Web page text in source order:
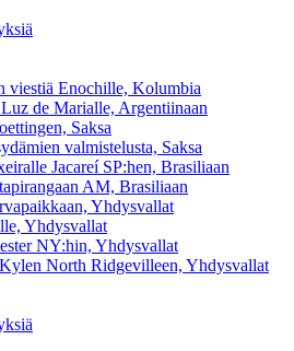
viestiä Enochille, Kolumbia
de Marialle, Argentiinaan
Saksa
valmistelusta, Saksa
Jacareí SP:hen, Brasiliaan
AM, Brasiliaan
Yhdysvallat
Yhdysvallat
NY:hin, Yhdysvallat
North Ridgevilleen, Yhdysvallat